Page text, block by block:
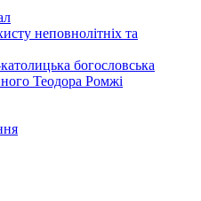
неповнолітніх та
богословська
Теодора Ромжі